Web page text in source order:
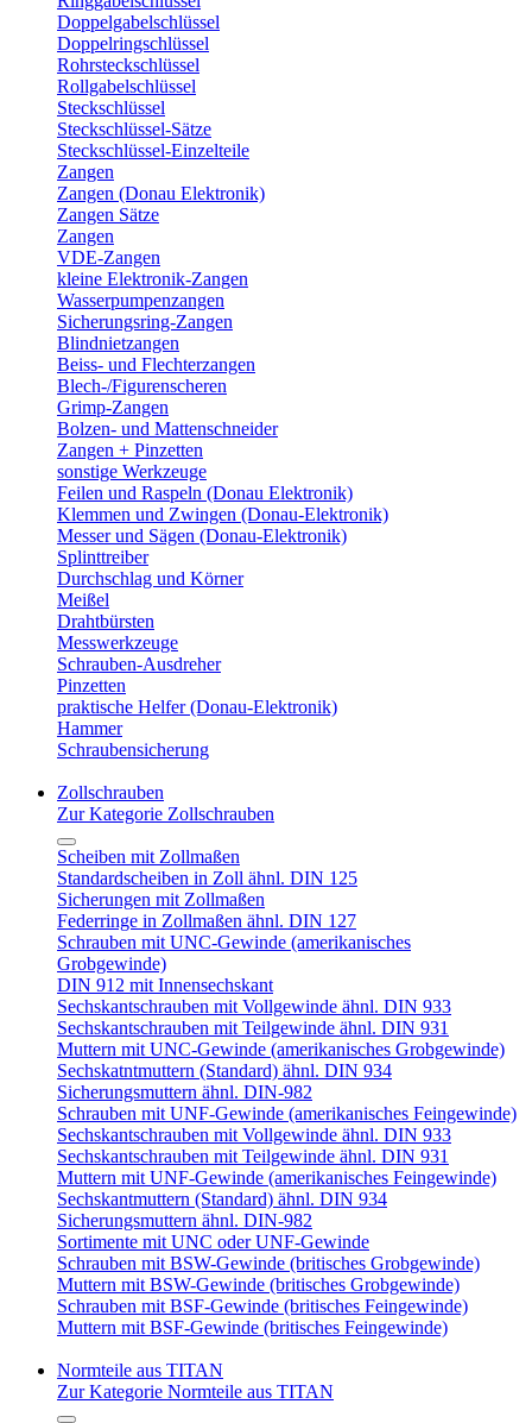
Doppelgabelschlüssel
Doppelringschlüssel
Rohrsteckschlüssel
Rollgabelschlüssel
Steckschlüssel
Steckschlüssel-Sätze
Steckschlüssel-Einzelteile
Zangen
Zangen (Donau Elektronik)
Zangen Sätze
Zangen
VDE-Zangen
kleine Elektronik-Zangen
Wasserpumpenzangen
Sicherungsring-Zangen
Blindnietzangen
Beiss- und Flechterzangen
Blech-/Figurenscheren
Grimp-Zangen
Bolzen- und Mattenschneider
Zangen + Pinzetten
sonstige Werkzeuge
Feilen und Raspeln (Donau Elektronik)
Klemmen und Zwingen (Donau-Elektronik)
Messer und Sägen (Donau-Elektronik)
Splinttreiber
Durchschlag und Körner
Meißel
Drahtbürsten
Messwerkzeuge
Schrauben-Ausdreher
Pinzetten
praktische Helfer (Donau-Elektronik)
Hammer
Schraubensicherung
Zollschrauben
Zur Kategorie Zollschrauben
Scheiben mit Zollmaßen
Standardscheiben in Zoll ähnl. DIN 125
Sicherungen mit Zollmaßen
Federringe in Zollmaßen ähnl. DIN 127
Schrauben mit UNC-Gewinde (amerikanisches
Grobgewinde)
DIN 912 mit Innensechskant
Sechskantschrauben mit Vollgewinde ähnl. DIN 933
Sechskantschrauben mit Teilgewinde ähnl. DIN 931
Muttern mit UNC-Gewinde (amerikanisches Grobgewinde)
Sechskatntmuttern (Standard) ähnl. DIN 934
Sicherungsmuttern ähnl. DIN-982
Schrauben mit UNF-Gewinde (amerikanisches Feingewinde)
Sechskantschrauben mit Vollgewinde ähnl. DIN 933
Sechskantschrauben mit Teilgewinde ähnl. DIN 931
Muttern mit UNF-Gewinde (amerikanisches Feingewinde)
Sechskantmuttern (Standard) ähnl. DIN 934
Sicherungsmuttern ähnl. DIN-982
Sortimente mit UNC oder UNF-Gewinde
Schrauben mit BSW-Gewinde (britisches Grobgewinde)
Muttern mit BSW-Gewinde (britisches Grobgewinde)
Schrauben mit BSF-Gewinde (britisches Feingewinde)
Muttern mit BSF-Gewinde (britisches Feingewinde)
Normteile aus TITAN
Zur Kategorie Normteile aus TITAN